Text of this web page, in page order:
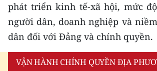
phát triển kinh tế-xã hội, mức
người dân, doanh nghiệp và
dân đối với Đảng và chính quyền.
VẬN HÀNH CHÍNH QUYỀN ĐỊA